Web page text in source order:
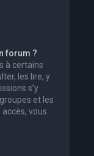
forum ?
à certains
les lire, y
s’y
et les
vous